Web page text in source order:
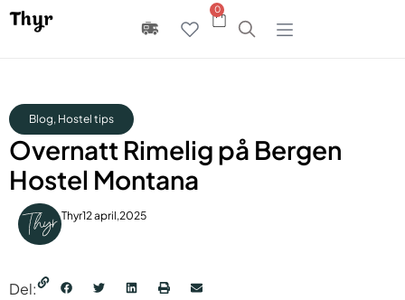
0
Blog, Hostel tips
Overnatt Rimelig på Bergen
Hostel Montana
Thyr12 april,2025
Del: